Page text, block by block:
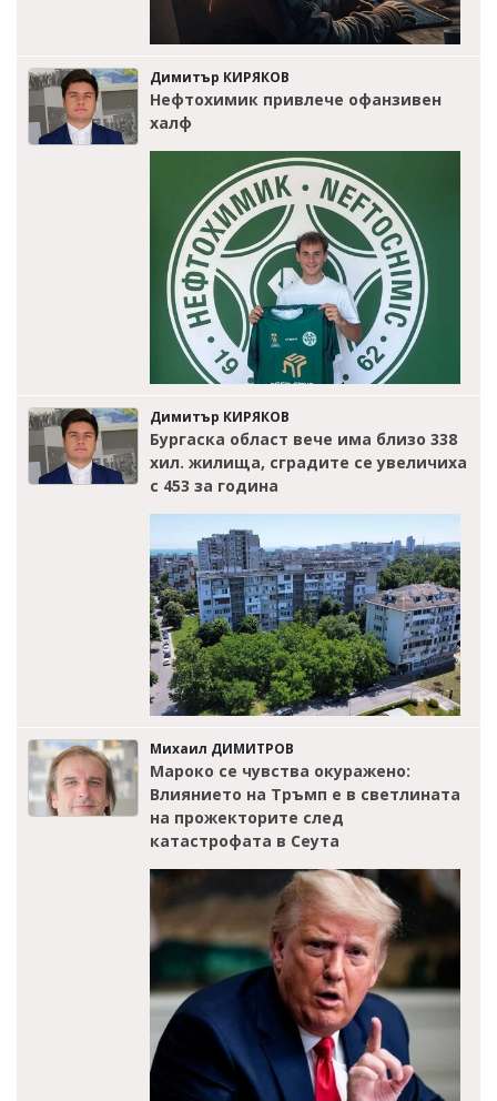
Димитър КИРЯКОВ
Нефтохимик привлече офанзивен
халф
Димитър КИРЯКОВ
Бургаска област вече има близо 338
хил. жилища, сградите се увеличиха
с 453 за година
Михаил ДИМИТРОВ
Мароко се чувства окуражено:
Влиянието на Тръмп е в светлината
на прожекторите след
катастрофата в Сеута